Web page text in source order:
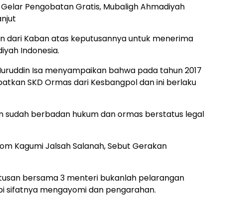
Gelar Pengobatan Gratis, Mubaligh Ahmadiyah
dari Kaban atas keputusannya untuk menerima
Indonesia.
Isa menyampaikan bahwa pada tahun 2017
SKD Ormas dari Kesbangpol dan ini berlaku
sudah berbadan hukum dan ormas berstatus legal
Kagumi Jalsah Salanah, Sebut Gerakan
bersama 3 menteri bukanlah pelarangan
mengayomi dan pengarahan.